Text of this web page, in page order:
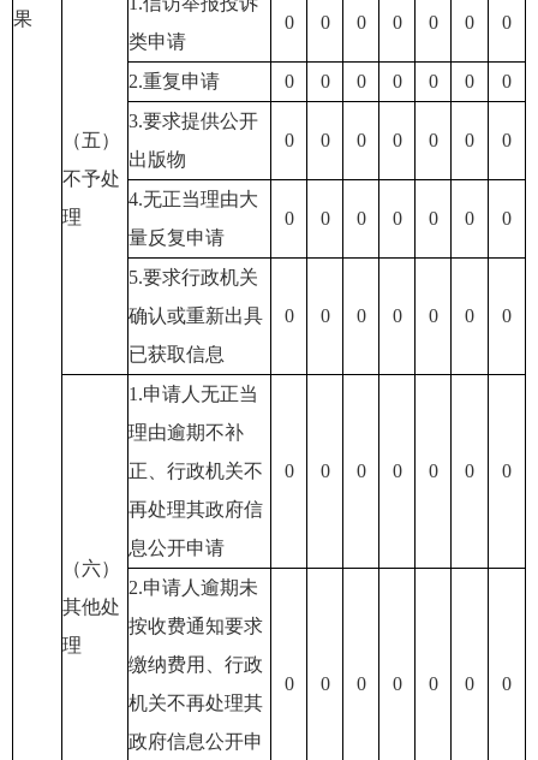
果
（五）
不予处
理
类申请
0 0 0 0 0 0 0
2.重复申请 0 0 0 0 0 0
0
3.要求提供公开
出版物
0 0 0 0 0 0 0
4.无正当理由大
量反复申请
0 0 0 0 0 0 0
5.要求行政机关
确认或重新出具
已获取信息
0 0 0 0 0 0 0
（六）
其他处
理
1.申请人无正当
理由逾期不补
正、行政机关不
再处理其政府信
息公开申请
0 0 0 0 0 0 0
2.申请人逾期未
按收费通知要求
缴纳费用、行政
机关不再处理其
政府信息公开申
0 0 0 0 0 0 0